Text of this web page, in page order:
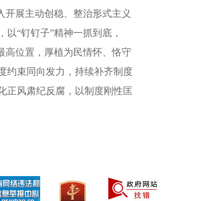
开展主动创稳、整治形式主义
“钉钉子”精神一抓到底，
高位置，厚植为民情怀、恪守
约束同向发力，持续补齐制度
正风肃纪反腐，以制度刚性匡